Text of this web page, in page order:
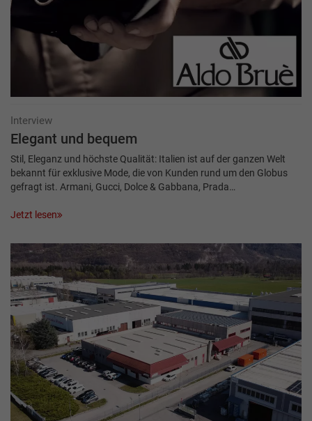
Interview
Elegant und bequem
Stil, Eleganz und höchste Qualität: Italien ist auf der ganzen Welt
bekannt für exklusive Mode, die von Kunden rund um den Globus
gefragt ist. Armani, Gucci, Dolce & Gabbana, Prada…
Jetzt lesen